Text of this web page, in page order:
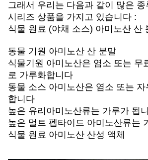
그래서 우리는 다음과 같이 많은
시리즈 상품을 가지고 있습니다 :
식물 원료 (야채 소스) 아미노산 산
동물 기원 아미노산 산 분말
식물기원 아미노산은 염소 또는 무
로 가루화합니다
동물 소스 아미노산은 염소 또는
합니다
높은 유리아미노산류는 가루가 됩
높은 멀트 펩타이드 아미노산류는
식물 원료 아미노산 산성 액체